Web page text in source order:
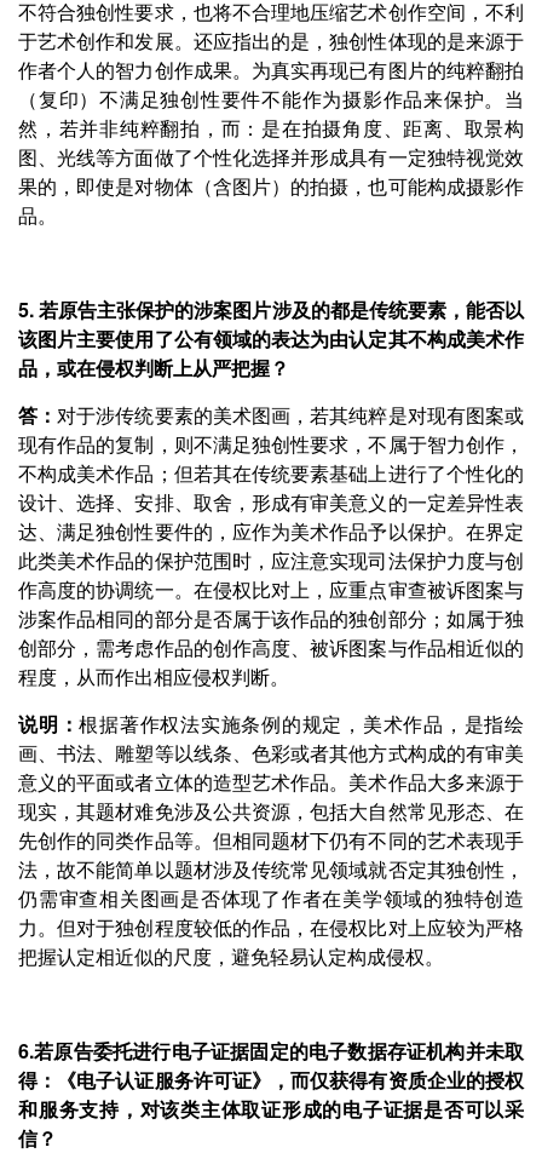
不符合独创性要求，也将不合理地压缩艺术创作空间，不利
于艺术创作和发展。还应指出的是，独创性体现的是来源于
作者个人的智力创作成果。为真实再现已有图片的纯粹翻拍
（复印）不满足独创性要件不能作为摄影作品来保护。当
然，若并非纯粹翻拍，而：是在拍摄角度、距离、取景构
图、光线等方面做了个性化选择并形成具有一定独特视觉效
果的，即使是对物体（含图片）的拍摄，也可能构成摄影作
品。
5. 若原告主张保护的涉案图片涉及的都是传统要素，能否以
该图片主要使用了公有领域的表达为由认定其不构成美术作
品，或在侵权判断上从严把握？
答：对于涉传统要素的美术图画，若其纯粹是对现有图案或
现有作品的复制，则不满足独创性要求，不属于智力创作，
不构成美术作品；但若其在传统要素基础上进行了个性化的
设计、选择、安排、取舍，形成有审美意义的一定差异性表
达、满足独创性要件的，应作为美术作品予以保护。在界定
此类美术作品的保护范围时，应注意实现司法保护力度与创
作高度的协调统一。在侵权比对上，应重点审查被诉图案与
涉案作品相同的部分是否属于该作品的独创部分；如属于独
创部分，需考虑作品的创作高度、被诉图案与作品相近似的
程度，从而作出相应侵权判断。
说明：根据著作权法实施条例的规定，美术作品，是指绘
画、书法、雕塑等以线条、色彩或者其他方式构成的有审美
意义的平面或者立体的造型艺术作品。美术作品大多来源于
现实，其题材难免涉及公共资源，包括大自然常见形态、在
先创作的同类作品等。但相同题材下仍有不同的艺术表现手
法，故不能简单以题材涉及传统常见领域就否定其独创性，
仍需审查相关图画是否体现了作者在美学领域的独特创造
力。但对于独创程度较低的作品，在侵权比对上应较为严格
把握认定相近似的尺度，避免轻易认定构成侵权。
6.若原告委托进行电子证据固定的电子数据存证机构并未取
得：《电子认证服务许可证》，而仅获得有资质企业的授权
和服务支持，对该类主体取证形成的电子证据是否可以采
信？